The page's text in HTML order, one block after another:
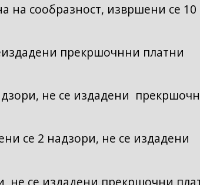
сообразност, извршени се 10
прекршочнни платни
не се издадени
се 2 надзори, не се издадени
не се издадени прекршочни